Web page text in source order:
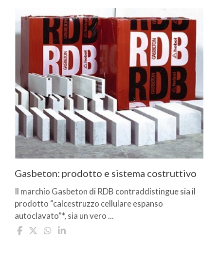
Gasbeton: prodotto e sistema costruttivo
Il marchio Gasbeton di RDB contraddistingue sia il
prodotto “calcestruzzo cellulare espanso
autoclavato”*, sia un vero ...